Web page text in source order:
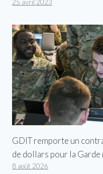
25 avril 2023
GDIT remporte un
de dollars pour la
8 août 2026